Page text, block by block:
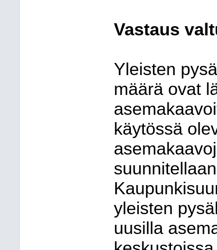
Vastaus
Yleisten
määrä ovat
käytössä
yleisten
uusilla